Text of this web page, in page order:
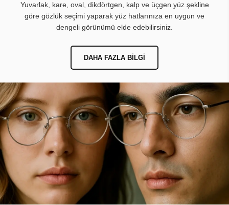
Yuvarlak, kare, oval, dikdörtgen, kalp ve üçgen yüz şekline
göre gözlük seçimi yaparak yüz hatlarınıza en uygun ve
dengeli görünümü elde edebilirsiniz.
DAHA FAZLA BILGI